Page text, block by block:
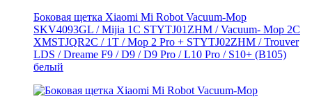
Боковая щетка Xiaomi Mi Robot Vacuum-Mop
SKV4093GL / Mijia 1C STYTJ01ZHM / Vacuum- Mop 2C
XMSTJQR2C / 1T / Mop 2 Pro + STYTJ02ZHM / Trouver
LDS / Dreame F9 / D9 / D9 Pro / L10 Pro / S10+ (B105)
белый